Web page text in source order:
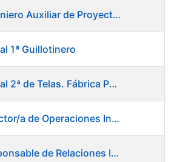
OE 45/24 - Ingeniero Auxiliar de Proyectos. Investigación y Desarrollo
1ª Guillotinero
OE 15/25 - Oficial 2ª de Telas. Fábrica Papel
FC 03/25 - Director/a de Operaciones Industriales
FC 04/25 - Responsable de Relaciones Institucionales y Coordinación de Presidencia